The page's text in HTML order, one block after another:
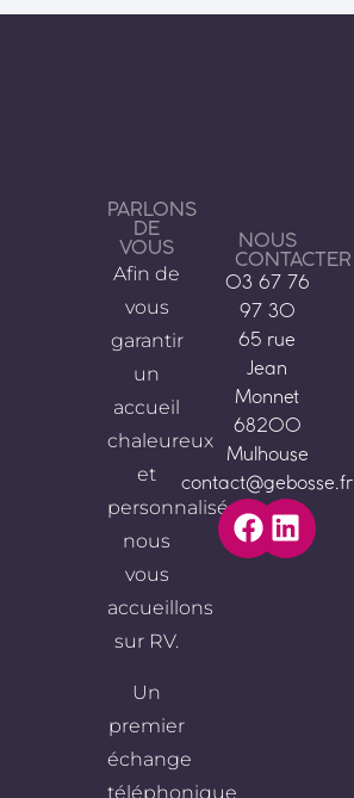
PARLONS
DE
VOUS
Afin de
vous
garantir
un
accueil
chaleureux
et
personnalisé,
nous
vous
accueillons
sur RV.
Un
premier
échange
téléphonique
NOUS
CONTACTER
03 67 76
97 30
65 rue
Jean
Monnet
68200
Mulhouse
contact@gebosse.fr